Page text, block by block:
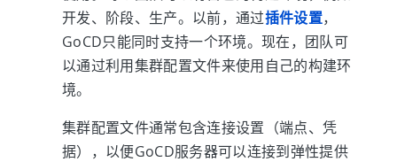
开发、阶段、生产。以前，通过插件设置，
GoCD只能同时支持一个环境。现在，团队可
以通过利用集群配置文件来使用自己的构建环
境。
集群配置文件通常包含连接设置（端点、凭
据），以便GoCD服务器可以连接到弹性提供